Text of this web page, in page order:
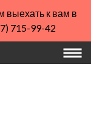
выехать к вам в
715-99-42